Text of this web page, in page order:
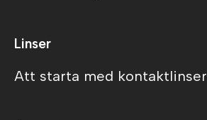
Linser
Att starta med kontaktlinser